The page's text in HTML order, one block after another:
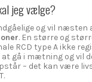
jeg vælge?
og vil næsten
. En større og
RCD type A ikke
at gå i mætning og vil
– det kan være